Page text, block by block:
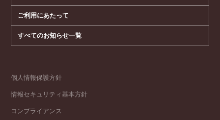
ご利用にあたって
すべてのお知らせ一覧
個人情報保護方針
情報セキュリティ基本方針
コンプライアンス